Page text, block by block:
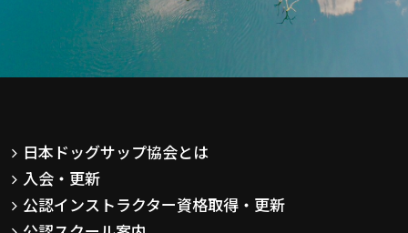
日本ドッグサップ協会とは
入会・更新
公認インストラクター資格取得・更新